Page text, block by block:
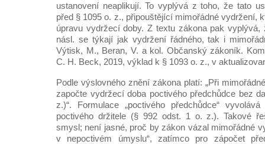
ustanovení neaplikují. To vyplývá z toho, že tato
před § 1095 o. z., připouštějící mimořádné vydržení,
úpravu vydržecí doby. Z textu zákona pak vyplývá,
násl. se týkají jak vydržení řádného, tak i
Výtisk, M., Beran, V. a kol. Občanský zákoník.
C. H. Beck, 2019, výklad k § 1093 o. z., v
Podle výslovného znění zákona platí: „Při
započte vydržecí doba poctivého předchůdce bez
z.)“. Formulace „poctivého předchůdce“
poctivého držitele (§ 992 odst. 1 o. z.). Takové
smysl; není jasné, proč by zákon vázal mimořádné
v nepoctivém úmyslu“, zatímco pro zápočet